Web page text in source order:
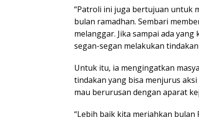
“Patroli ini juga bertujuan untuk
bulan ramadhan. Sembari
melanggar. Jika sampai ada
segan-segan melakukan
Untuk itu, ia mengingatkan
tindakan yang bisa menjurus
mau berurusan dengan aparat
“Lebih baik kita meriahkan bulan